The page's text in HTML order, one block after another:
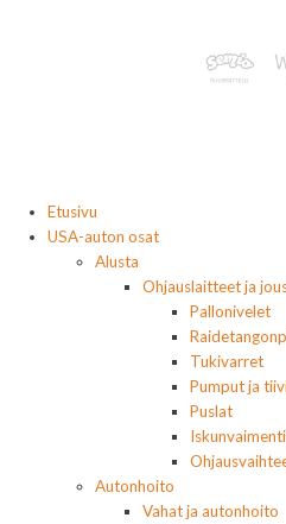
Etusivu
USA-auton osat
Alusta
Ohjauslaitteet ja
Pallonivelet
Tukivarret
Pumput ja
Puslat
Autonhoito
Vahat ja autonhoito